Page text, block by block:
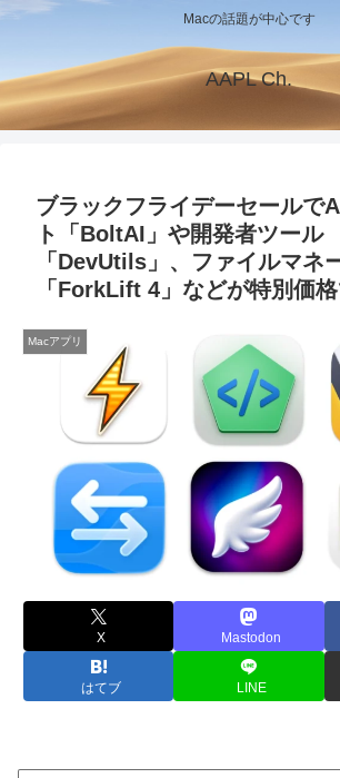
Macの話題が中心です
AAPL Ch.
ブラックフライデーセールで
ト「BoltAI」や開発者ツール
「DevUtils」、ファイルマネ
「ForkLift 4」などが特別価格
Macアプリ
X Mastodon
はてブ LINE